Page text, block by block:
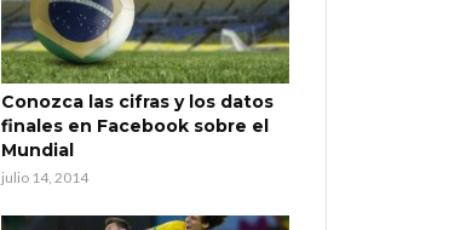
Conozca las cifras y los datos
finales en Facebook sobre el
Mundial
julio 14, 2014